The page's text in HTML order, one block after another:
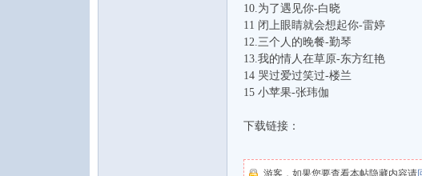
10.为了遇见你-白晓
11 闭上眼睛就会想起你-雷婷
12.三个人的晚餐-勤琴
13.我的情人在草原-东方红艳
14 哭过爱过笑过-楼兰
15 小苹果-张玮伽
下载链接：
游客，如果您要查看本帖隐藏内容请